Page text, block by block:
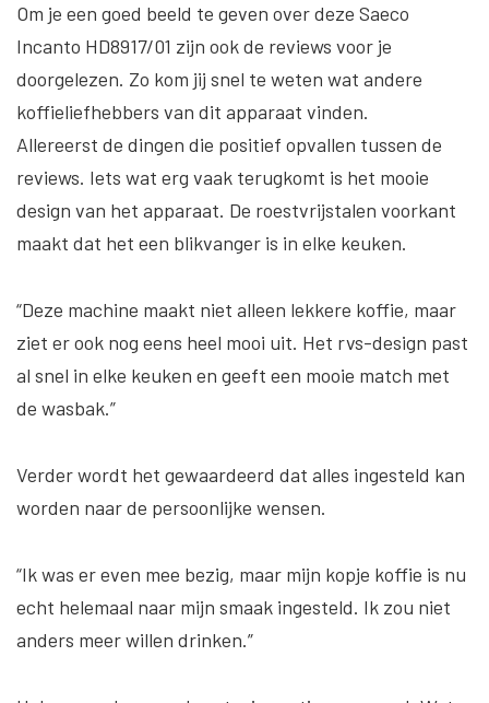
Om je een goed beeld te geven over deze Saeco
Incanto HD8917/01 zijn ook de reviews voor je
doorgelezen. Zo kom jij snel te weten wat andere
koffieliefhebbers van dit apparaat vinden.
Allereerst de dingen die positief opvallen tussen de
reviews. Iets wat erg vaak terugkomt is het mooie
design van het apparaat. De roestvrijstalen voorkant
maakt dat het een blikvanger is in elke keuken.
“Deze machine maakt niet alleen lekkere koffie, maar
ziet er ook nog eens heel mooi uit. Het rvs-design past
al snel in elke keuken en geeft een mooie match met
de wasbak.”
Verder wordt het gewaardeerd dat alles ingesteld kan
worden naar de persoonlijke wensen.
“Ik was er even mee bezig, maar mijn kopje koffie is nu
echt helemaal naar mijn smaak ingesteld. Ik zou niet
anders meer willen drinken.”